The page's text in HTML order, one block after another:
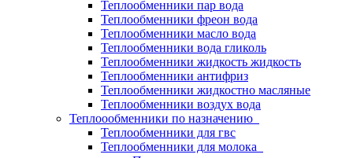
Теплообменники пар вода
Теплообменники фреон вода
Теплообменники масло вода
Теплообменники вода гликоль
Теплообменники жидкость жидкость
Теплообменники антифриз
Теплообменники жидкостно масляные
Теплообменники воздух вода
Теплоообменники по назначению
Теплообменники для гвс
Теплообменники для молока